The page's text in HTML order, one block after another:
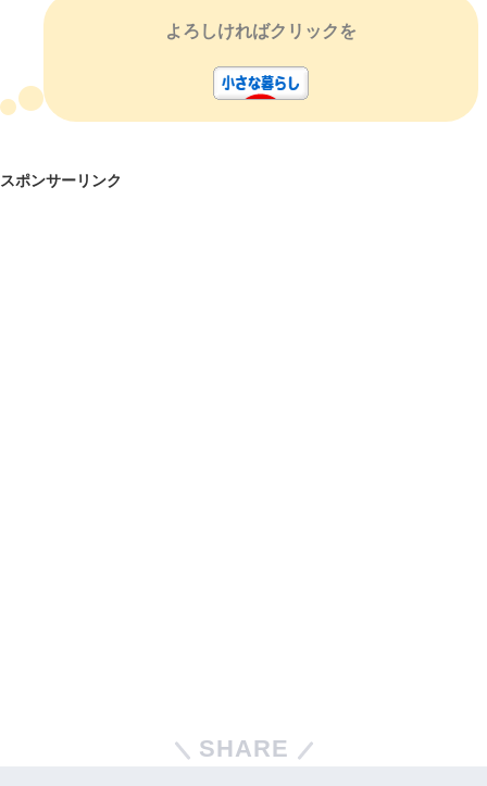
よろしければクリックを
スポンサーリンク
SHARE